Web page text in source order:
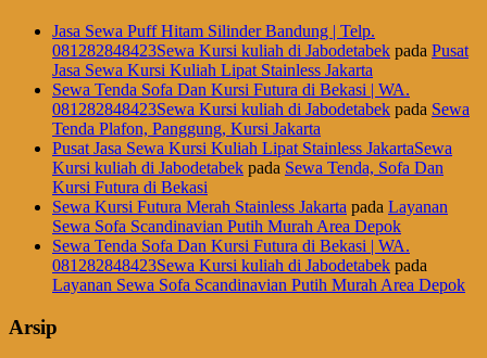
Jasa Sewa Puff Hitam Silinder Bandung | Telp.
081282848423Sewa Kursi kuliah di Jabodetabek pada Pusat
Jasa Sewa Kursi Kuliah Lipat Stainless Jakarta
Sewa Tenda Sofa Dan Kursi Futura di Bekasi | WA.
081282848423Sewa Kursi kuliah di Jabodetabek pada Sewa
Tenda Plafon, Panggung, Kursi Jakarta
Pusat Jasa Sewa Kursi Kuliah Lipat Stainless JakartaSewa
Kursi kuliah di Jabodetabek pada Sewa Tenda, Sofa Dan
Kursi Futura di Bekasi
Sewa Kursi Futura Merah Stainless Jakarta pada Layanan
Sewa Sofa Scandinavian Putih Murah Area Depok
Sewa Tenda Sofa Dan Kursi Futura di Bekasi | WA.
081282848423Sewa Kursi kuliah di Jabodetabek pada
Layanan Sewa Sofa Scandinavian Putih Murah Area Depok
Arsip